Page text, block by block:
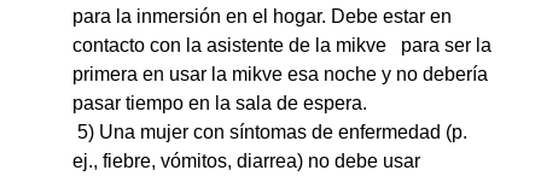
para la inmersión en el hogar. Debe estar en
contacto con la asistente de la mikve
para ser la
primera en usar la mikve esa noche y no debería
pasar tiempo en la sala de espera.
5) Una mujer con síntomas de enfermedad (p.
ej., fiebre, vómitos, diarrea) no debe usar